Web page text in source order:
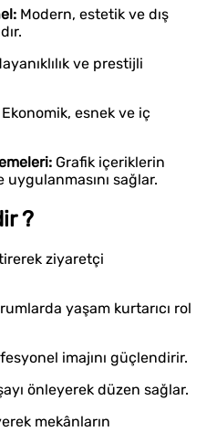
Modern, estetik ve dış
ve prestijli
Ekonomik, esnek ve iç
Grafik içeriklerin
uygulanmasını sağlar.
?
ziyaretçi
yaşam kurtarıcı rol
imajını güçlendirir.
önleyerek düzen sağlar.
mekânların